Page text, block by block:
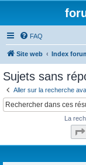
FAQ
Site web Index
Sujets sans
Aller sur la recherche
La